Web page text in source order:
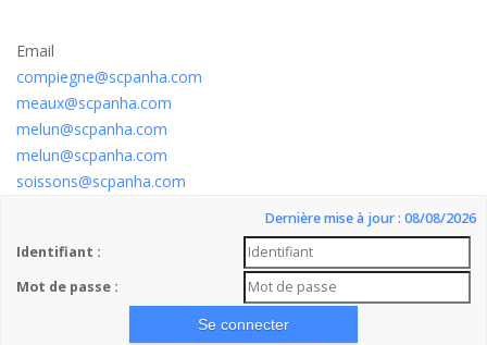
Email
compiegne@scpanha.com
meaux@scpanha.com
melun@scpanha.com
melun@scpanha.com
soissons@scpanha.com
Dernière mise à jour : 08/08/2026
Identifiant :
Mot de passe :